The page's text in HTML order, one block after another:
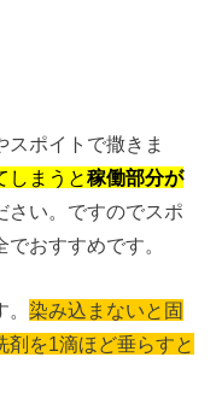
ポイトで撒きま
しまうと稼働部分が
さい。ですのでスポ
おすすめです。
。染み込まないと固
を1滴ほど垂らすと